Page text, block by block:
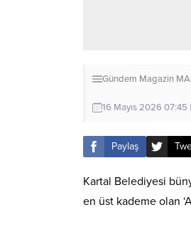
Gündem Magazin
16 Mayıs 2026 07:45
Paylaş
Kartal Belediyesi
en üst kademe olan